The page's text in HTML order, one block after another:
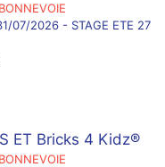
07/2026 - STAGE ETE 27
ET Bricks 4 Kidz®